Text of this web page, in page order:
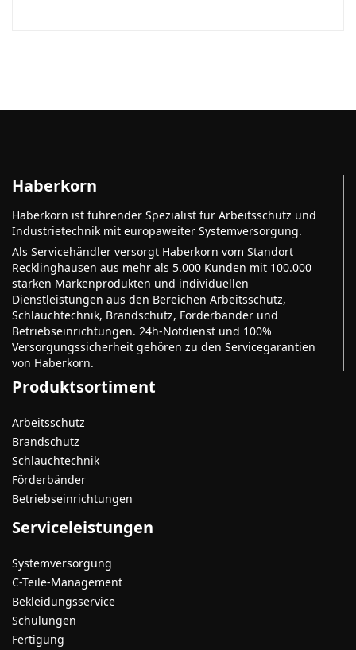
Haberkorn
Haberkorn ist führender Spezialist für Arbeitsschutz und
Industrietechnik mit europaweiter Systemversorgung.
Als Servicehändler versorgt Haberkorn vom Standort
Recklinghausen aus mehr als 5.000 Kunden mit 100.000
starken Markenprodukten und individuellen
Dienstleistungen aus den Bereichen Arbeitsschutz,
Schlauchtechnik, Brandschutz, Förderbänder und
Betriebseinrichtungen. 24h-Notdienst und 100%
Versorgungssicherheit gehören zu den Servicegarantien
von Haberkorn.
Produktsortiment
Arbeitsschutz
Brandschutz
Schlauchtechnik
Förderbänder
Betriebseinrichtungen
Serviceleistungen
Systemversorgung
C-Teile-Management
Bekleidungsservice
Schulungen
Fertigung